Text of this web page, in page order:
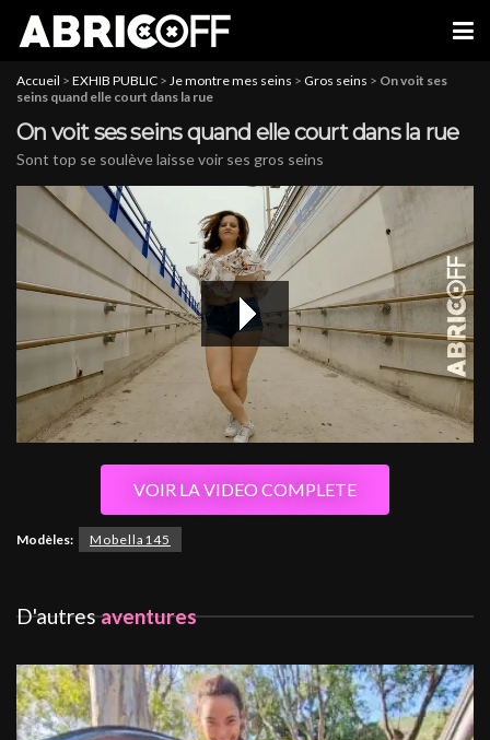
Accueil > EXHIB PUBLIC > Je montre mes seins > Gros seins > On voit ses
seins quand elle court dans la rue
On voit ses seins quand elle court dans la rue
Sont top se soulève laisse voir ses gros seins
VOIR LA VIDEO COMPLETE
Modèles: Mobella145
D'autresaventures